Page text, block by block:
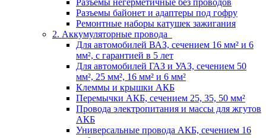
Разъемы негерметичные без проводов
Разъемы байонет и адаптеры под гофру
Ремонтные наборы катушек зажигания
2. Аккумуляторные провода
Для автомобилей ВАЗ, сечением 16 мм² и 6
мм², с гарантией в 5 лет
Для автомобилей ГАЗ и УАЗ, сечением 50
мм², 25 мм², 16 мм² и 6 мм²
Клеммы и крышки АКБ
Перемычки АКБ, сечением 25, 35, 50 мм²
Провода электропитания и массы для жгутов
АКБ
Универсальные провода АКБ, сечением 16